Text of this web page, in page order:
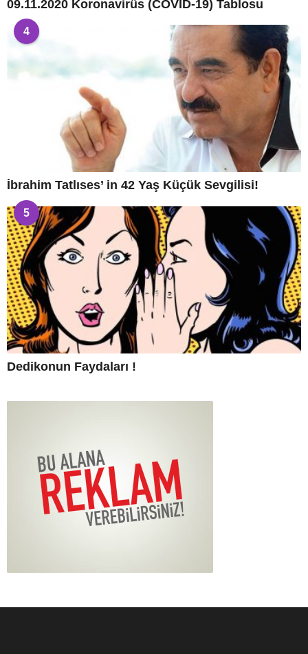
09.11.2020 Koronavirüs (COVİD-19) Tablosu
4
İbrahim Tatlıses’ in 42 Yaş Küçük Sevgilisi!
5
Dedikonun Faydaları !